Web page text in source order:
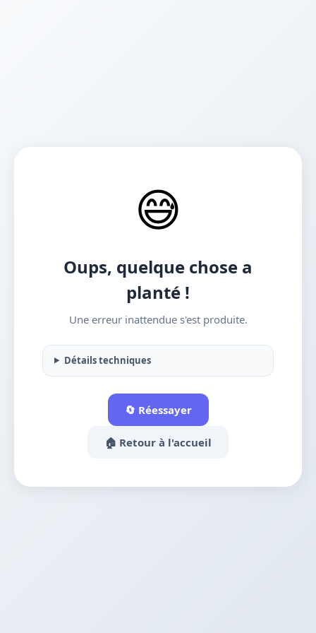
😅
Oups, quelque chose a
planté !
Une erreur inattendue s'est produite.
Détails techniques
🔄 Réessayer
🏠 Retour à l'accueil